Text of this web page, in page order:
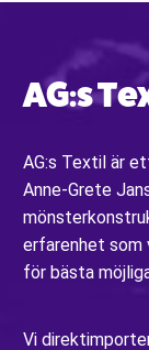
AG:s
AG:s Textil är
Anne-Grete
erfarenhet som
för bästa
Vi